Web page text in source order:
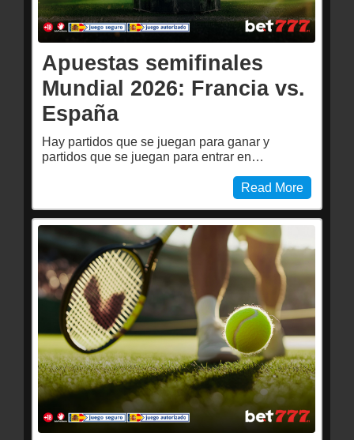
Apuestas semifinales
Mundial 2026: Francia vs.
España
Hay partidos que se juegan para ganar y
partidos que se juegan para entrar en…
Read More